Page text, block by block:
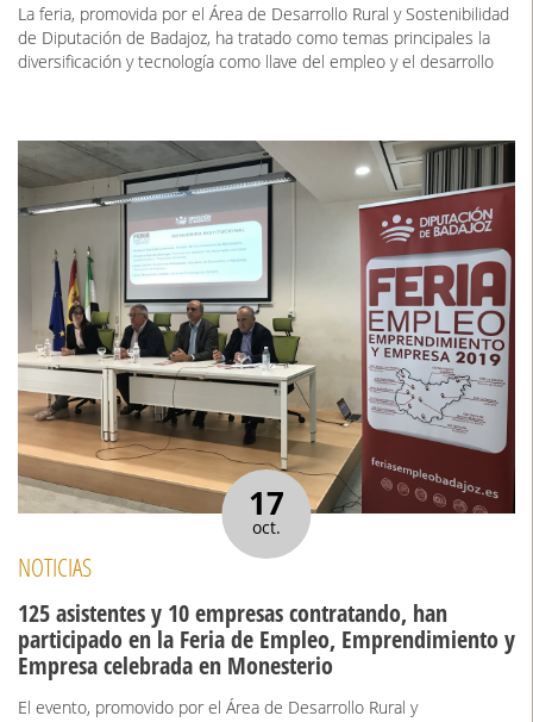
La feria, promovida por el Área de Desarrollo Rural y Sostenibilidad
de Diputación de Badajoz, ha tratado como temas principales la
diversificación y tecnología como llave del empleo y el desarrollo
17
oct.
NOTICIAS
125 asistentes y 10 empresas contratando, han
participado en la Feria de Empleo, Emprendimiento y
Empresa celebrada en Monesterio
El evento, promovido por el Área de Desarrollo Rural y